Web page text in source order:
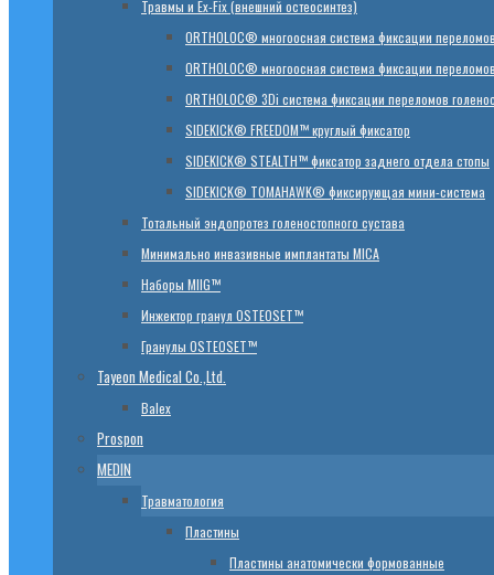
Травмы и Ex-Fix (внешний остеосинтез)
ORTHOLOC® многоосная система фиксации
ORTHOLOC® многоосная система фиксации
ORTHOLOC® 3Di система фиксации переломов
SIDEKICK® FREEDOM™ круглый фиксатор
SIDEKICK® STEALTH™ фиксатор заднего отдела стопы
SIDEKICK® TOMAHAWK® фиксирующая мини-система
Тотальный эндопротез голеностопного сустава
Минимально инвазивные имплантаты MICA
Наборы MIIG™
Инжектор гранул OSTEOSET™
Гранулы OSTEOSET™
Tayeon Medical Co.,Ltd.
Balex
Prospon
MEDIN
Травматология
Пластины
Пластины анатомически формованные